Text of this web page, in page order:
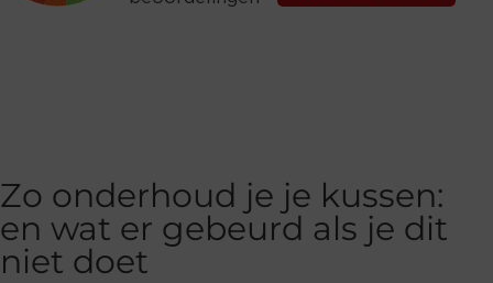
Zo onderhoud je je kussen:
en wat er gebeurd als je dit
niet doet